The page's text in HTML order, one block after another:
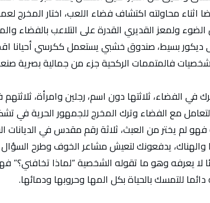
اثناء محاولته اكتشاف فضاء اللعب، اختار المخرج
الضوء ولمعز القديري القدرة على التلاعب بالفضاء
ديكور بسيط، صندوق خشبي يستعمل ككرسي أحيانا
فالمتممات الركحية جزء من جمالية بصرية
في الفضاء، ثلاثتها دون اسم، رجلين وامرأة،
مع الفضاء وترك المخرج للجمهور الحرية في
فهو لم يختر من العبث، ثلاثة رقم مقدس في الديانات
والهناك، يدفعونك لتعيش مشاعر الخوف وطرح
لا يعرفه وهو ما تقوله الشخصية “لماذا تخافني؟”
للتمسك بالحياة بكل المها وحروبها ودمائها.